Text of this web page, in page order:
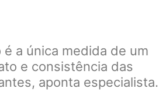
é a única medida de um
e consistência das
aponta especialista.